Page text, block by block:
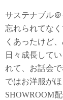
サステナブル
忘れられてな
くあったけど
日々成長して
れて、お話会
ではお洋服が
SHOWROOM